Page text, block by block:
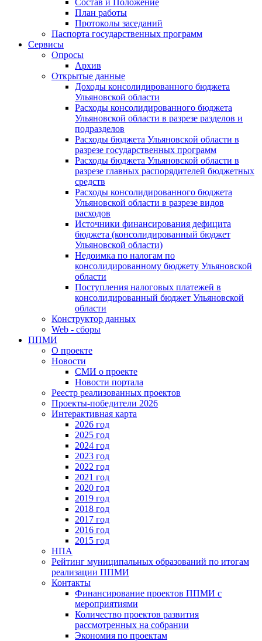
План работы
Протоколы заседаний
Паспорта государственных программ
Сервисы
Опросы
Архив
Открытые данные
Доходы консолидированного бюджета
Ульяновской области
Расходы консолидированного бюджета
Ульяновской области в разрезе разделов и
подразделов
Расходы бюджета Ульяновской области в
разрезе государственных программ
Расходы бюджета Ульяновской области в
разрезе главных распорядителей бюджетных
средств
Расходы консолидированного бюджета
Ульяновской области в разрезе видов
расходов
Источники финансирования дефицита
бюджета (консолидированный бюджет
Ульяновской области)
Недоимка по налогам по
консолидированному бюджету Ульяновской
области
Поступления налоговых платежей в
консолидированный бюджет Ульяновской
области
Конструктор данных
Web - сборы
ППМИ
О проекте
Новости
СМИ о проекте
Новости портала
Реестр реализованных проектов
Проекты-победители 2026
Интерактивная карта
2026 год
2025 год
2024 год
2023 год
2022 год
2021 год
2020 год
2019 год
2018 год
2017 год
2016 год
2015 год
НПА
Рейтинг муниципальных образований по итогам
реализации ППМИ
Контакты
Финансирование проектов ППМИ с
мероприятиями
Количество проектов развития
рассмотренных на собрании
Экономия по проектам